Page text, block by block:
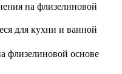
на флизелиновой
для кухни и ванной
флизелиновой основе